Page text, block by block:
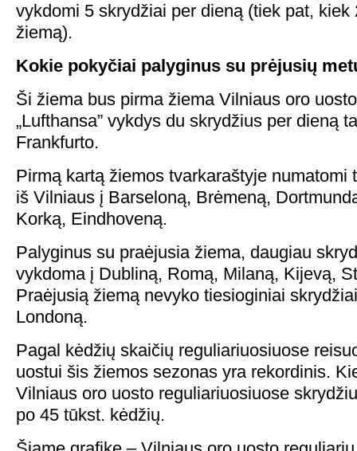
vykdomi 5 skrydžiai per dieną (tiek pat, kiek
žiemą).
Kokie pokyčiai palyginus su prėjusių
Ši žiema bus pirma žiema Vilniaus oro
„Lufthansa” vykdys du skrydžius per dieną
Frankfurto.
Pirmą kartą žiemos tvarkaraštyje numatomi
iš Vilniaus į Barseloną, Brėmeną,
Korką, Eindhoveną.
Palyginus su praėjusia žiema, daugiau
vykdoma į Dubliną, Romą, Milaną, Kijevą,
Praėjusią žiemą nevyko tiesioginiai
Londoną.
Pagal kėdžių skaičių reguliariuosiuose
uostui šis žiemos sezonas yra rekordinis.
Vilniaus oro uosto reguliariuosiuose
po 45 tūkst. kėdžių.